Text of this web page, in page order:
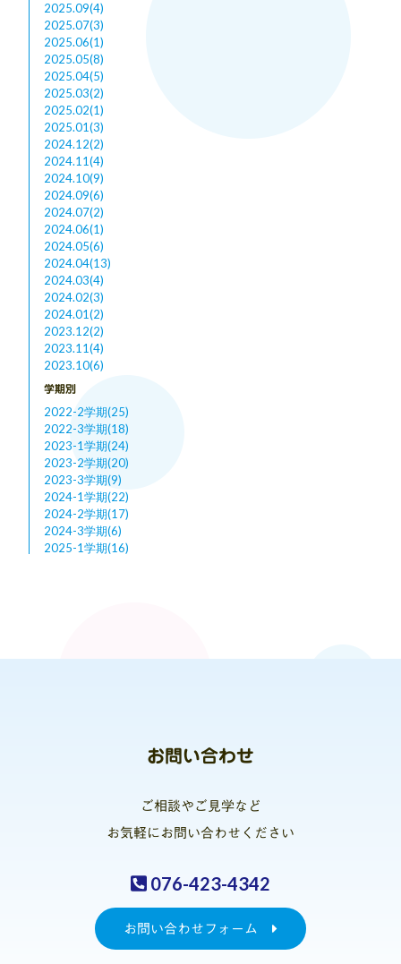
2025.09(4)
2025.07(3)
2025.06(1)
2025.05(8)
2025.04(5)
2025.03(2)
2025.02(1)
2025.01(3)
2024.12(2)
2024.11(4)
2024.10(9)
2024.09(6)
2024.07(2)
2024.06(1)
2024.05(6)
2024.04(13)
2024.03(4)
2024.02(3)
2024.01(2)
2023.12(2)
2023.11(4)
2023.10(6)
学期別
2022-2学期(25)
2022-3学期(18)
2023-1学期(24)
2023-2学期(20)
2023-3学期(9)
2024-1学期(22)
2024-2学期(17)
2024-3学期(6)
2025-1学期(16)
お問い合わせ
ご相談やご見学など
お気軽にお問い合わせください
076-423-4342
お問い合わせフォーム